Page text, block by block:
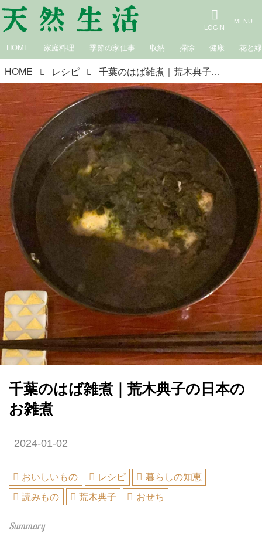
HOME 家庭料理 季節の家仕事 収納 掃除 健康 花と緑
HOME レシピ 千葉のはば雑煮｜荒木典子の日本のお雑煮
千葉のはば雑煮｜荒木典子の日本の
お雑煮
2024-01-02
おいしいもの レシピ
暮らしの知恵
読みもの
荒木典子 おせち